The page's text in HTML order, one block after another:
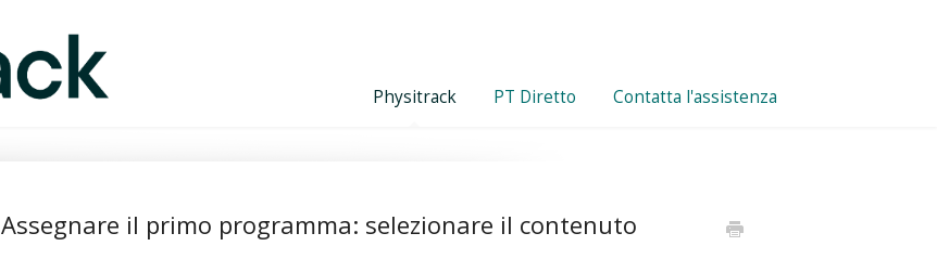
Physitrack PT Diretto Contatta l'assistenza
Assegnare il primo programma: selezionare il contenuto